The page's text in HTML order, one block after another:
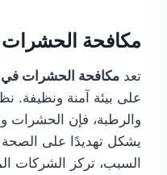
مكافحة الحشرات
تعد مكافحة الحشرات في
على بيئة آمنة ونظيفة.
والرطبة، فإن الحشرات
يشكل تهديدًا على الصحة
السبب، تركز الشركات